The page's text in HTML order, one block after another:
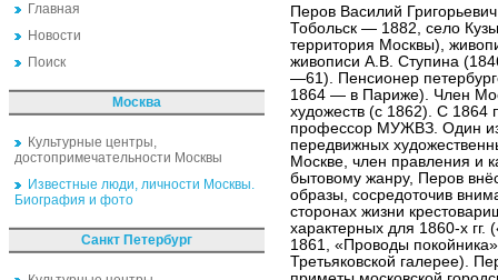
Главная
Новости
Поиск
Москва
Культурные центры,
достопримечательности Москвы
Известные люди, личности Москвы.
Биография и фото
Санкт Петербург
Перов Василий
Тобольск — 1882, село
территория Москвы),
живописи А.В. Ступина
—61). Пенсионер
1864 — в Париже). Член
художеств (с 1862). С 1864
профессор МУЖВЗ. Один
передвижных
Москве, член правления и
бытовому жанру, Перов
образы, сосредоточив
сторонах жизни
характерных для 1860-х
1861, «Проводы
Третьяковской галерее).